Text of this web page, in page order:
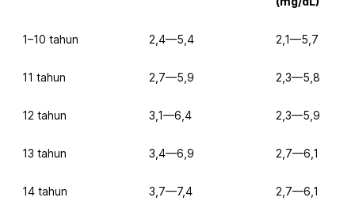
1–10 tahun 2,4—5,4 2,1—5,7
11 tahun 2,7—5,9 2,3—5,8
12 tahun 3,1—6,4 2,3—5,9
13 tahun 3,4—6,9 2,7—6,1
14 tahun 3,7—7,4 2,7—6,1